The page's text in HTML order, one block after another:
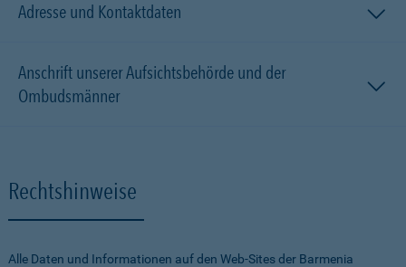
Adresse und Kontaktdaten
Anschrift unserer Aufsichtsbehörde und der
Ombudsmänner
Rechtshinweise
Alle Daten und Informationen auf den Web-Sites der Barmenia